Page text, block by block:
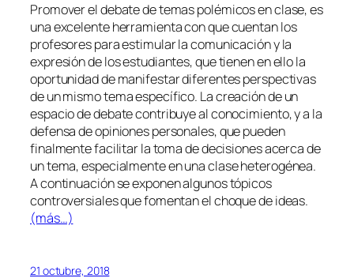
Promover el debate de temas polémicos en clase, es
una excelente herramienta con que cuentan los
profesores para estimular la comunicación y la
expresión de los estudiantes, que tienen en ello la
oportunidad de manifestar diferentes perspectivas
de un mismo tema específico. La creación de un
espacio de debate contribuye al conocimiento, y a la
defensa de opiniones personales, que pueden
finalmente facilitar la toma de decisiones acerca de
un tema, especialmente en una clase heterogénea.
A continuación se exponen algunos tópicos
controversiales que fomentan el choque de ideas.
(más…)
21 octubre, 2018